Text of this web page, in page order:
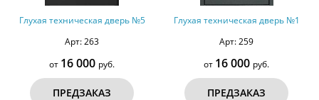
Глухая техническая дверь №5
Арт: 263
от 16 000 руб.
ПРЕДЗАКАЗ
Глухая техническая дверь №1
Арт: 259
от 16 000 руб.
ПРЕДЗАКАЗ